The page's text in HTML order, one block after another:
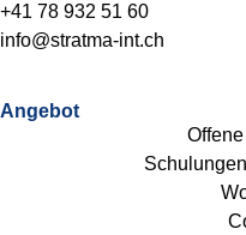
+41 78 932 51 60
info@stratma-int.ch
Angebot